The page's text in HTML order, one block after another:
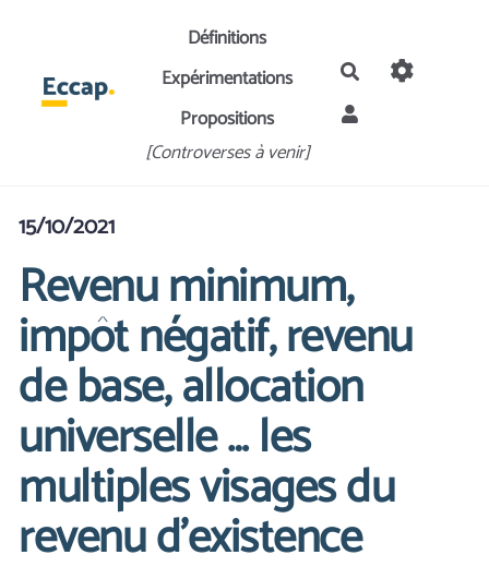
Aller au contenu principalDéfinitions
Expérimentations
Propositions
[Controverses à venir]
Rechercher
15/10/2021
Revenu minimum,
impôt négatif, revenu
de base, allocation
universelle … les
multiples visages du
revenu d’existence